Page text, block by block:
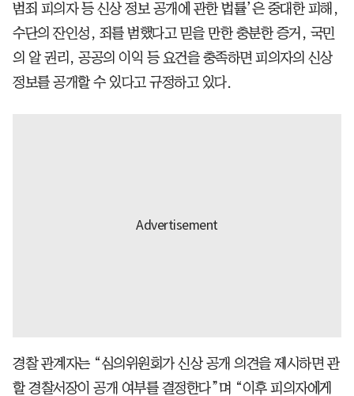
범죄 피의자 등 신상 정보 공개에 관한 법률’은 중대한 피해,
수단의 잔인성, 죄를 범했다고 믿을 만한 충분한 증거, 국민
의 알 권리, 공공의 이익 등 요건을 충족하면 피의자의 신상
정보를 공개할 수 있다고 규정하고 있다.
경찰 관계자는 “심의위원회가 신상 공개 의견을 제시하면 관
할 경찰서장이 공개 여부를 결정한다”며 “이후 피의자에게